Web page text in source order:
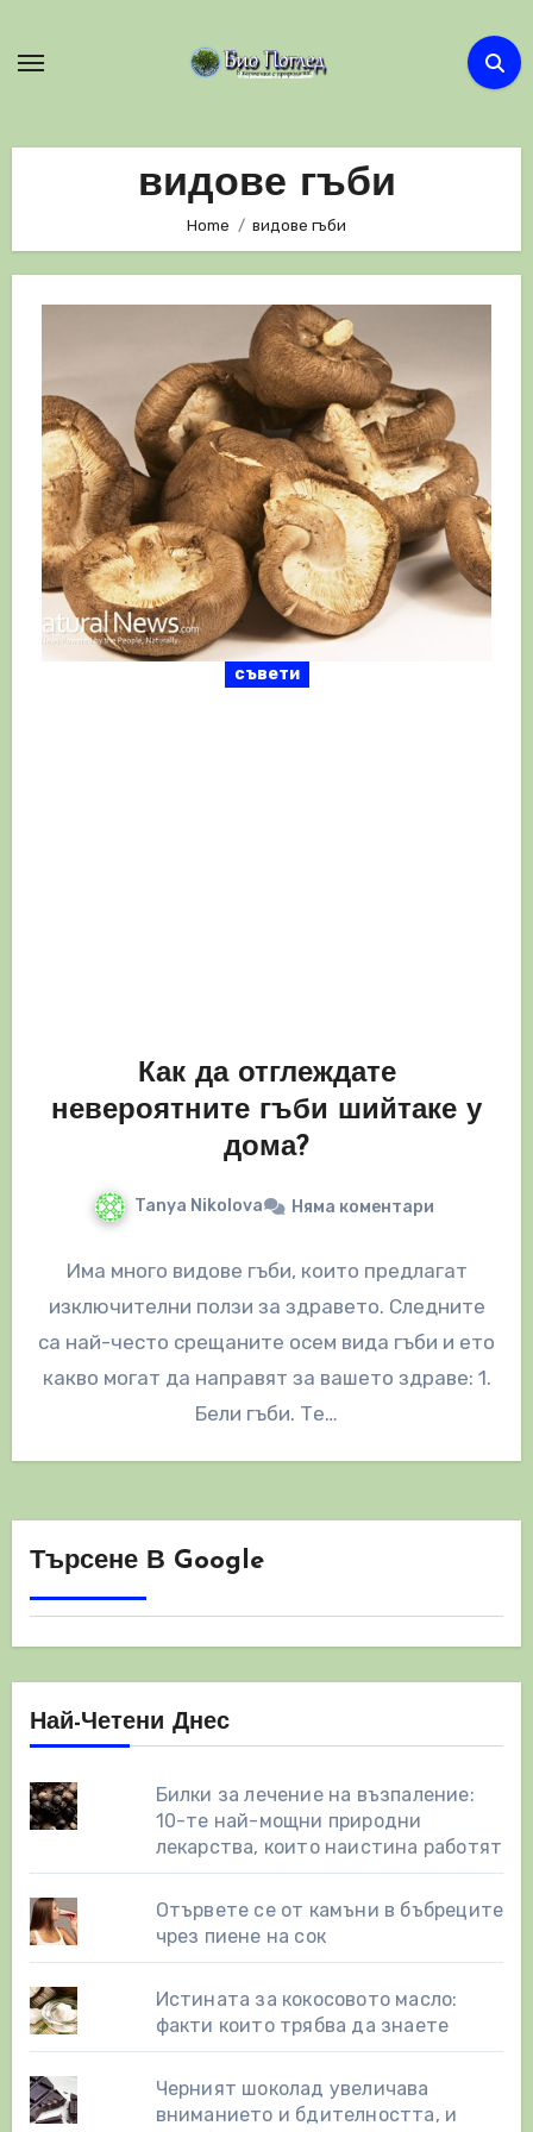
видове гъби
Home видове гъби
съвети
Как да отглеждате
невероятните гъби шийтаке у
дома?
Tanya Nikolova Няма коментари
Има много видове гъби, които предлагат
изключителни ползи за здравето. Следните
са най-често срещаните осем вида гъби и ето
какво могат да направят за вашето здраве: 1.
Бели гъби. Те…
Търсене В Google
Най-Четени Днес
Билки за лечение на възпаление:
10-те най-мощни природни
лекарства, които наистина работят
Отървете се от камъни в бъбреците
чрез пиене на сок
Истината за кокосовото масло:
факти които трябва да знаете
Черният шоколад увеличава
вниманието и бдителността, и